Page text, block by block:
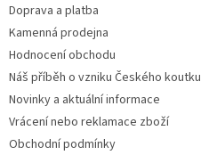
Doprava a platba
Kamenná prodejna
Hodnocení obchodu
Náš příběh o vzniku Českého koutku
Novinky a aktuální informace
Vrácení nebo reklamace zboží
Obchodní podmínky